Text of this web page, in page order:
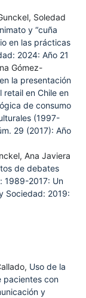
Soledad
y “cuña
en las prácticas
2024: Año 21
Gómez-
la presentación
en Chile en
de consumo
(1997-
29 (2017): Año
Ana Javiera
de debates
1989-2017: Un
Sociedad: 2019:
Uso de la
pacientes con
y